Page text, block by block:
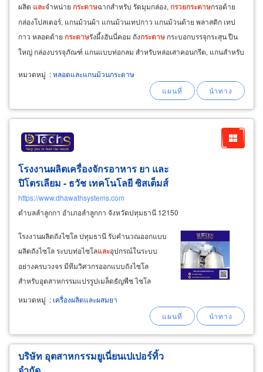
ผลิต และจำหน่าย กระดาษฉากสำหรับ รัดมุมกล่อง, กรวยกระดาษกรอด้าย
กล่องโปสเตอร์, แกนม้วนผ้า แกนม้วนเทปกาว แกนม้วนด้าย พลาสติก เทป
กาว หลอดด้าย กระดาษรังผึ้งฮันนี่คอม ถังกระดาษ กระบอกบรรจุกระสุน ปืน
ใหญ่ กล่องบรรจุภัณฑ์ แกนแบบท่อกลม สำหรับหล่อเสาคอนกรีต, แกนสำหรับ
หมวดหมู่ :หลอดและแกนม้วนกระดาษ
โรงงานผลิตเครื่องจักรอาหาร ยา และ
ปิโตรเลียม - ธวัช เทคโนโลยี ซิสเต็มส์
https://www.dhawathsystems.com
ตำบลลำลูกกา อำเภอลำลูกกา จังหวัดปทุมธานี 12150
โรงงานผลิตถังไซโล ปทุมธานี รับคำนวณออกแบบ
ผลิตถังไซโล ระบบท่อไซโลและอุปกรณ์ในระบบ
อย่างครบวงจร มีทีมวิศวกรออกแบบถังไซโล
สำหรับอุตสาหกรรมแปรรูปเมล็ดธัญพืช ไซโล
โรงงานน้ำตาล ไซโลโรงงานแป้งมัน ไซโล
กรวยและ
หมวดหมู่ : เครื่องผลิตและผสมยา
บริษัท อุตสาหกรรมยูเนี่ยนเปเปอร์ทิ้ว